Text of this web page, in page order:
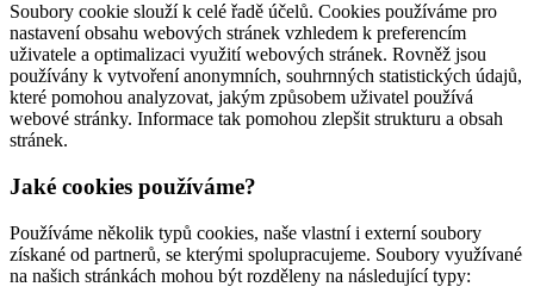
Soubory cookie slouží k celé řadě účelů. Cookies používáme pro
nastavení obsahu webových stránek vzhledem k preferencím
uživatele a optimalizaci využití webových stránek. Rovněž jsou
používány k vytvoření anonymních, souhrnných statistických údajů,
které pomohou analyzovat, jakým způsobem uživatel používá
webové stránky. Informace tak pomohou zlepšit strukturu a obsah
stránek.
Jaké cookies používáme?
Používáme několik typů cookies, naše vlastní i externí soubory
získané od partnerů, se kterými spolupracujeme. Soubory využívané
na našich stránkách mohou být rozděleny na následující typy: